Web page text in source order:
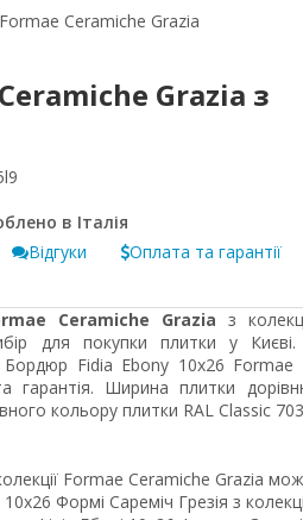
Ceramiche Grazia
Grazia з
Відгуки
Оплата та гарантії
Ceramiche Grazia з
для покупки плитки у
Fidia Ebony 10x26 Formae
гарантія. Ширина плитки
кольору плитки RAL Classic
Formae Ceramiche Grazia
Формі Сареміч Грезія з